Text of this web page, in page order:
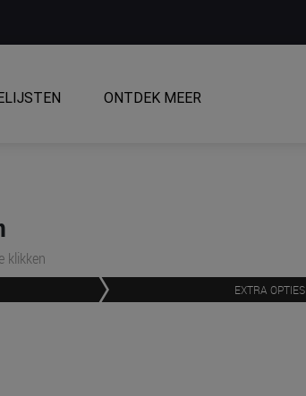
ONTDEK MEER
klikken
EXTRA OPTIES